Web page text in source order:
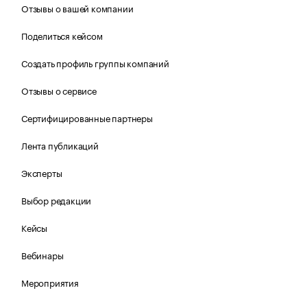
Отзывы о вашей компании
Поделиться кейсом
Создать профиль группы компаний
Отзывы о сервисе
Сертифицированные партнеры
Лента публикаций
Эксперты
Выбор редакции
Кейсы
Вебинары
Мероприятия